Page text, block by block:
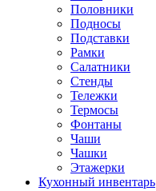
Половники
Подносы
Подставки
Рамки
Салатники
Стенды
Тележки
Термосы
Фонтаны
Чаши
Чашки
Этажерки
Кухонный инвентарь